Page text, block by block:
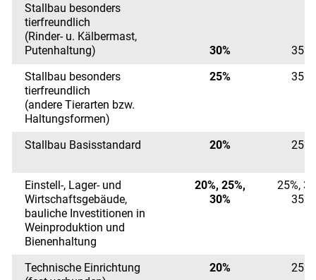
Stallbau besonders
tierfreundlich
(Rinder- u. Kälbermast,
Putenhaltung)
30%
35%
Stallbau besonders
tierfreundlich
(andere Tierarten bzw.
Haltungsformen)
25% 35%
Stallbau Basisstandard 20% 25%
Einstell-, Lager- und
Wirtschaftsgebäude,
bauliche Investitionen in
Weinproduktion und
Bienenhaltung
20%, 25%,
30%
25%,
35%
Technische Einrichtung
20% 25%